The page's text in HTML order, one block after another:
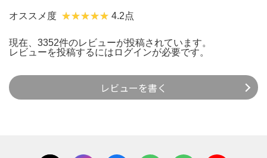
オススメ度 4.2点
現在、3352件のレビューが投稿されています。
レビューを投稿するには ログインが必要です。
レビューを書く